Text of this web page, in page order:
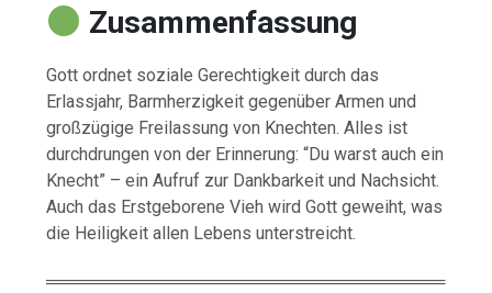
Zusammenfassung
Gott ordnet soziale Gerechtigkeit durch das
Erlassjahr, Barmherzigkeit gegenüber Armen und
großzügige Freilassung von Knechten. Alles ist
durchdrungen von der Erinnerung: “Du warst auch ein
Knecht” – ein Aufruf zur Dankbarkeit und Nachsicht.
Auch das Erstgeborene Vieh wird Gott geweiht, was
die Heiligkeit allen Lebens unterstreicht.
═════════════════════════════════